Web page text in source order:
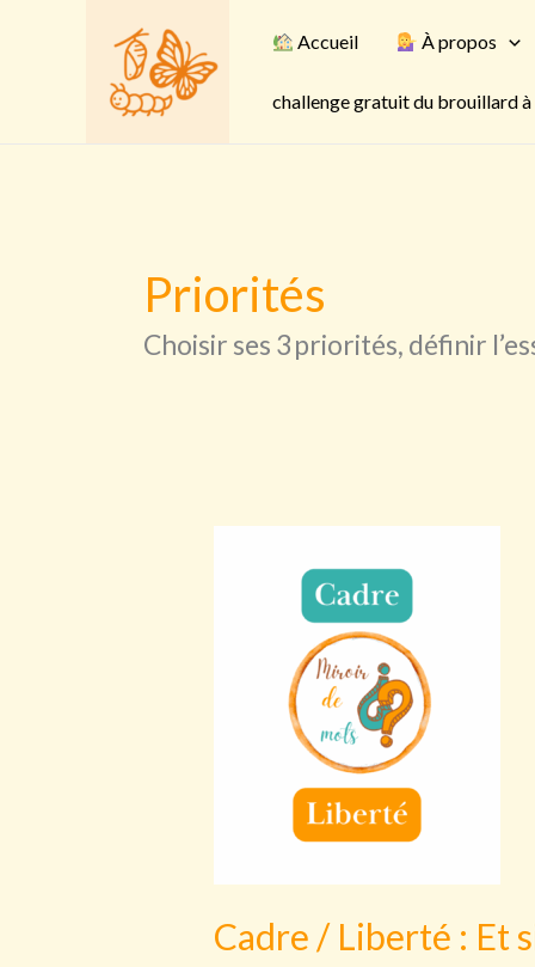
Accueil À propos
challenge gratuit du brouillard
Priorités
Choisir ses 3 priorités, définir
Cadre / Liberté : Et